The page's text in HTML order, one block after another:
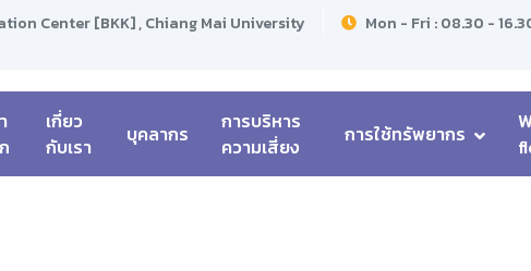
Center [BKK] , Chiang Mai University
Mon - Fri : 08.30 -
เกี่ยว
กับเรา
บุคลากร
การบริหาร
ความเสี่ยง
การใช้ทรัพยากร